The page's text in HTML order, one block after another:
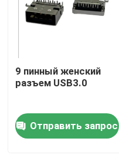
Путешествие фабрики
Спросите цитату
9 пинный женский
разъем USB3.0
Отправить запрос